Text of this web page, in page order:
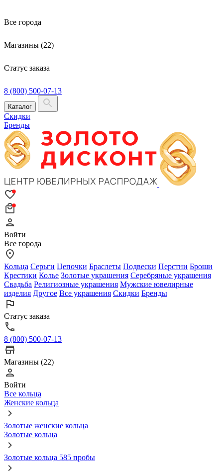
Все города
Магазины (22)
Статус заказа
8 (800) 500-07-13
Каталог
Скидки
Бренды
Войти
Все города
Кольца Серьги Цепочки Браслеты Подвески Перстни Броши
Крестики Колье Золотые украшения Серебряные украшения
Свадьба Религиозные украшения Мужские ювелирные
изделия Другое Все украшения Скидки Бренды
Статус заказа
8 (800) 500-07-13
Магазины (22)
Войти
Все кольца
Женские кольца
Золотые женские кольца
Золотые кольца
Золотые кольца 585 пробы